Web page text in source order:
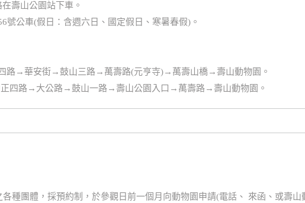
壽山公園站下車。
號公車(假日：含週六日、國定假日、寒暑春假)。
路→華安街→鼓山三路→萬壽路(元亨寺)→萬壽山橋→壽山動物園。
四路→大公路→鼓山一路→壽山公園入口→萬壽路→壽山動物園。
種團體，採預約制，於參觀日前一個月向動物園申請(電話、 來函、或壽